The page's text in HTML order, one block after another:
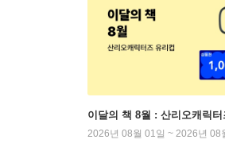
이달의 책 8월 : 산리오캐릭터
2026년 08월 01일 ~ 2026년 08